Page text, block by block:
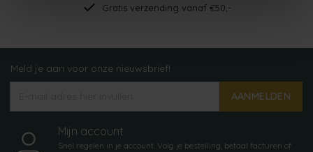
Gratis verzending vanaf €50,-
Meld je aan voor onze nieuwsbrief!
AANMELDEN
Mijn account
Snel regelen in je account. Volg je bestelling, betaal facturen of